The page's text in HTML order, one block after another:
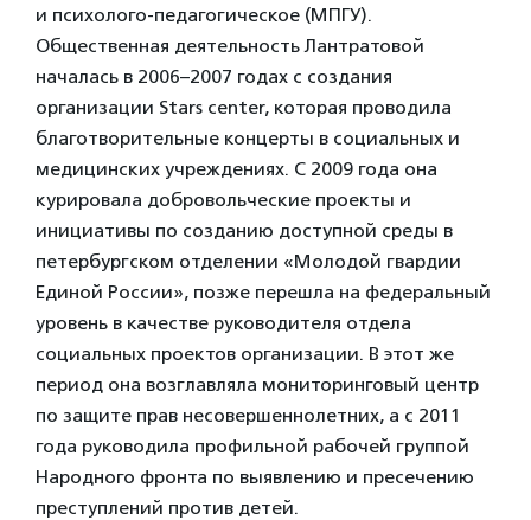
и психолого-педагогическое (МПГУ).
Общественная деятельность Лантратовой
началась в 2006–2007 годах с создания
организации Stars center, которая проводила
благотворительные концерты в социальных и
медицинских учреждениях. С 2009 года она
курировала добровольческие проекты и
инициативы по созданию доступной среды в
петербургском отделении «Молодой гвардии
Единой России», позже перешла на федеральный
уровень в качестве руководителя отдела
социальных проектов организации. В этот же
период она возглавляла мониторинговый центр
по защите прав несовершеннолетних, а с 2011
года руководила профильной рабочей группой
Народного фронта по выявлению и пресечению
преступлений против детей.